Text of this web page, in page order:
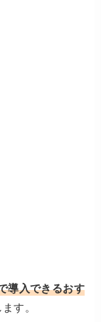
導入できるおす
す。